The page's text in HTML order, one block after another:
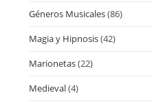
Géneros Musicales(86)
Magia y Hipnosis(42)
Marionetas(22)
Medieval(4)